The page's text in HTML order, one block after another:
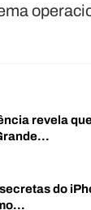
revela
do